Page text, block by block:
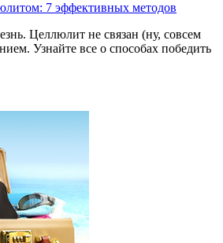
7 эффективных методов
Целлюлит не связан (ну, совсем
Узнайте все о способах победить